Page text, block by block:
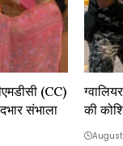
(CC)
संभाला
की